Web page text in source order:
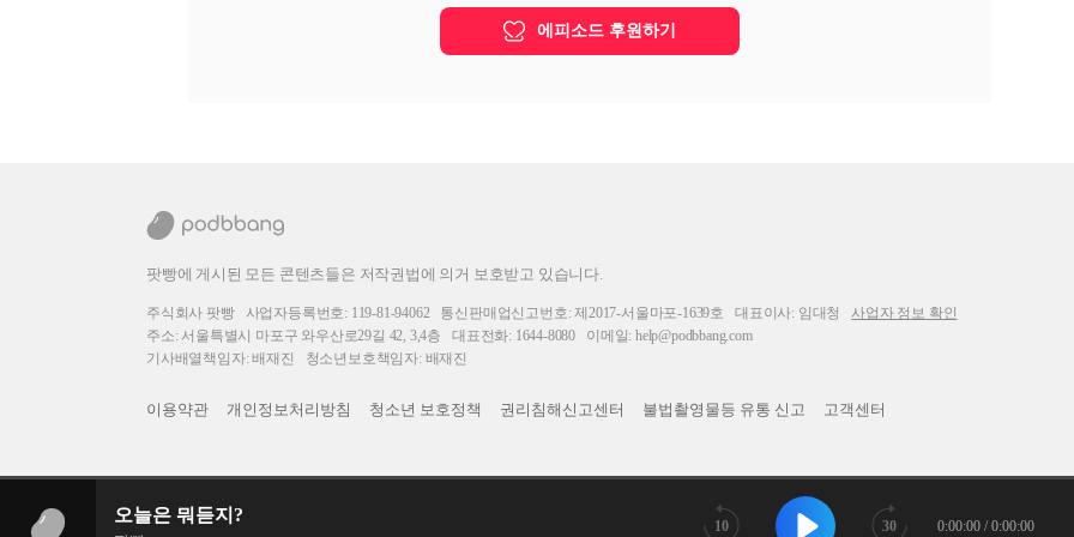
에피소드 후원하기
팟빵에 게시된 모든 콘텐츠들은 저작권법에 의거 보호받고 있습니다.
주식회사 팟빵 사업자등록번호: 119-81-94062 통신판매업신고번호: 제2017-서울마포-1639호 대표이사: 임대청
사업자 정보 확인
주소: 서울특별시 마포구 와우산로29길 42, 3,4층
대표전화: 1644-8080
이메일: help@podbbang.com
기사배열책임자: 배재진
청소년보호책임자: 배재진
이용약관 개인정보처리방침 청소년 보호정책 권리침해신고센터 불법촬영물등 유통 신고 고객센터
오늘은 뭐듣지?
10 30 0:00:00 / 0:00:00